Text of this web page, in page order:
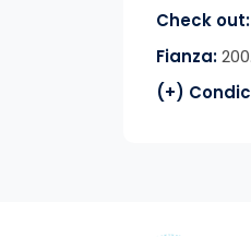
Check out:
Fianza:
(+)